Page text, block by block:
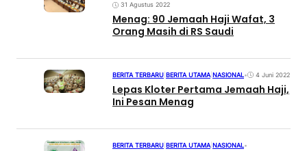
31 Agustus 2022
Menag: 90 Jemaah Haji Wafat, 3
Orang Masih di RS Saudi
BERITA TERBARU BERITA UTAMA NASIONAL• 4 Juni 2022
Lepas Kloter Pertama Jemaah Haji,
Ini Pesan Menag
BERITA TERBARU BERITA UTAMA NASIONAL•